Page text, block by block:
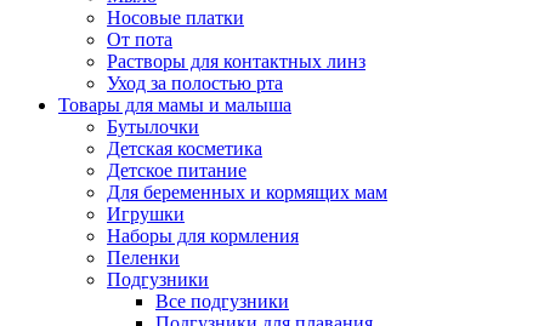
Носовые платки
От пота
Растворы для контактных линз
Уход за полостью рта
Товары для мамы и малыша
Бутылочки
Детская косметика
Детское питание
Для беременных и кормящих мам
Игрушки
Наборы для кормления
Пеленки
Подгузники
Все подгузники